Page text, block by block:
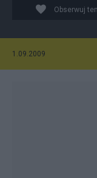
Obserwuj
1.09.2009